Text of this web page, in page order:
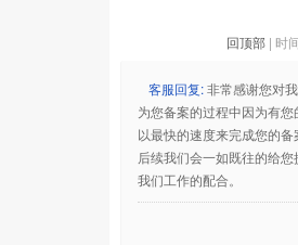
回顶部 | 时
客服回复:非常感谢您对我
为您备案的过程中因为有
以最快的速度来完成您的备
后续我们会一如既往的给
我们工作的配合。